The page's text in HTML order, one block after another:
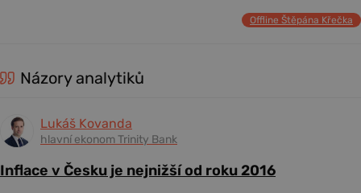
Offline Štěpána Křečka
Názory analytiků
Lukáš Kovanda
hlavní ekonom Trinity Bank
Inflace v Česku je nejnižší od roku 2016